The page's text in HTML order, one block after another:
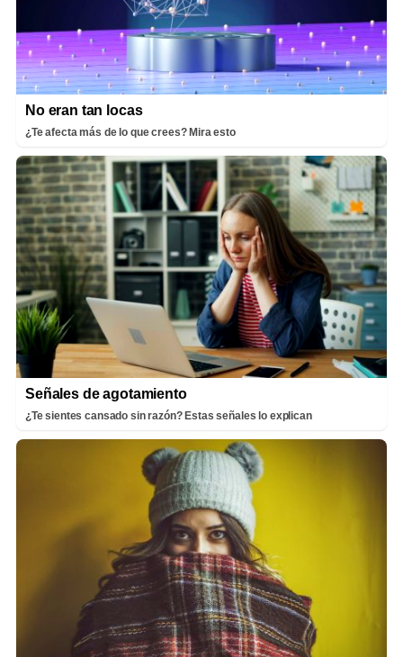
No eran tan locas
¿Te afecta más de lo que crees? Mira esto
Señales de agotamiento
¿Te sientes cansado sin razón? Estas señales lo explican